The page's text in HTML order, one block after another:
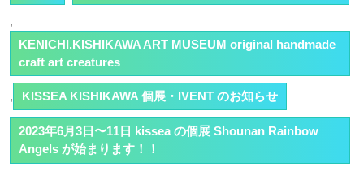
,
KENICHI.KISHIKAWA ART MUSEUM original handmade
craft art creatures
, KISSEA KISHIKAWA 個展・IVENT のお知らせ
2023年6月3日〜11日 kissea の個展 Shounan Rainbow
Angels が始まります！！